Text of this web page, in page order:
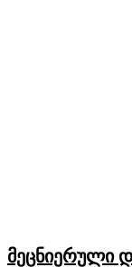
მეცნიერული